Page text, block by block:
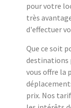
pour votre
très
d'effectuer
Que ce soit
destinations
vous offre la
prix. Nos